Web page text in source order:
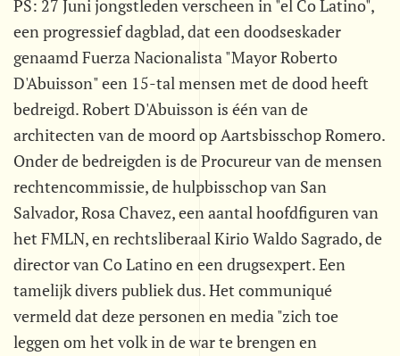
PS: 27 Juni jongstleden verscheen in "el Co Latino",
een progressief dagblad, dat een doodseskader
genaamd Fuerza Nacionalista "Mayor Roberto
D'Abuisson" een 15-tal mensen met de dood heeft
bedreigd. Robert D'Abuisson is één van de
architecten van de moord op Aartsbisschop Romero.
Onder de bedreigden is de Procureur van de mensen
rechtencommissie, de hulpbisschop van San
Salvador, Rosa Chavez, een aantal hoofdfiguren van
het FMLN, en rechtsliberaal Kirio Waldo Sagrado, de
director van Co Latino en een drugsexpert. Een
tamelijk divers publiek dus. Het communiqué
vermeld dat deze personen en media "zich toe
leggen om het volk in de war te brengen en